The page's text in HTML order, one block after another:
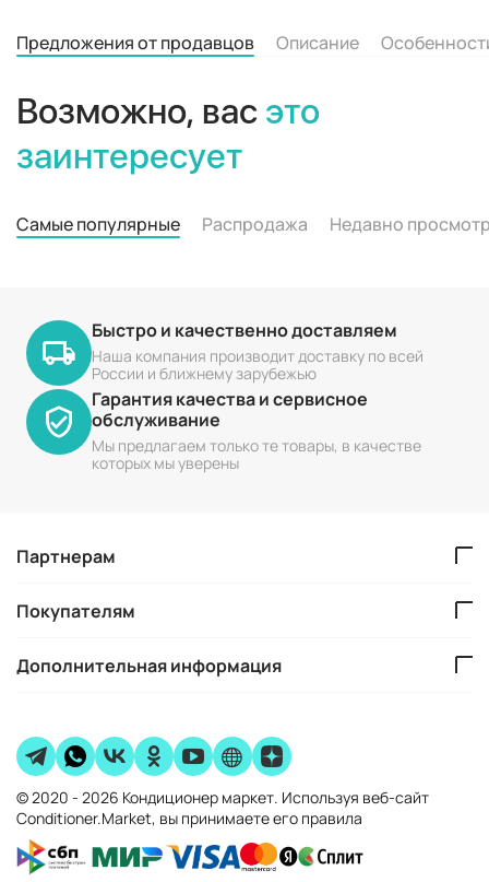
Предложения от продавцов Описание
Возможно, вас это
заинтересует
Самые популярные Распродажа Недавно
Быстро и качественно доставляем
Наша компания производит доставку по всей
России и ближнему зарубежью
Гарантия качества и сервисное
обслуживание
Мы предлагаем только те товары, в качестве
которых мы уверены
Партнерам
Покупателям
Дополнительная информация
© 2020 - 2026 Кондиционер маркет. Используя веб-сайт
Conditioner.Market, вы принимаете его правила